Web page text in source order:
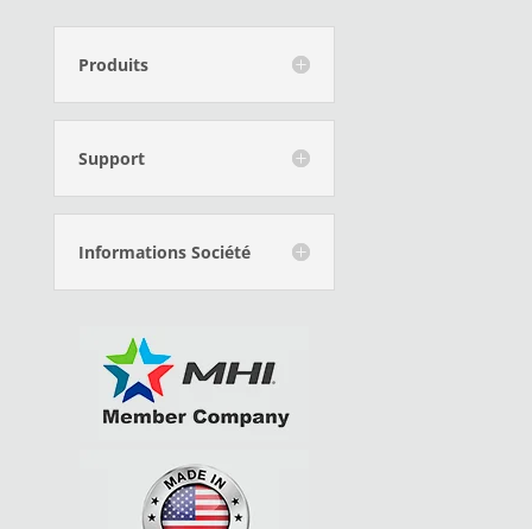
Produits
Support
Informations Société